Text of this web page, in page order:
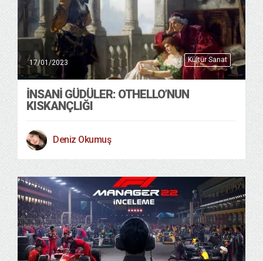
Kültür Sanat
17/01/2023
İNSANI GÜDÜLER: OTHELLO’NUN
KISKANÇLIĞI
Deniz Okumuş